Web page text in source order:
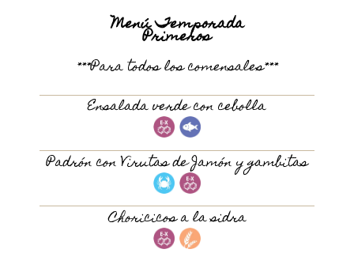
Menú Temporada
Primeros
***Para todos los comensales***
Ensalada verde con cebolla
Padrón con Virutas de Jamón y gambitas
Choricicos a la sidra